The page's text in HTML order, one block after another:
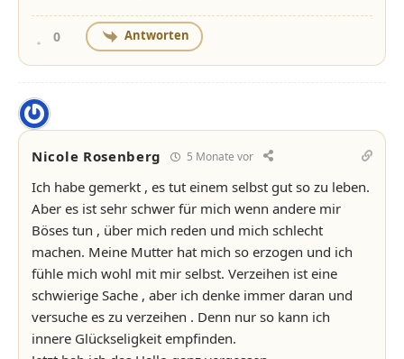
0 Antworten
Nicole Rosenberg 5 Monate vor
Ich habe gemerkt , es tut einem selbst gut so zu leben.
Aber es ist sehr schwer für mich wenn andere mir
Böses tun , über mich reden und mich schlecht
machen. Meine Mutter hat mich so erzogen und ich
fühle mich wohl mit mir selbst. Verzeihen ist eine
schwierige Sache , aber ich denke immer daran und
versuche es zu verzeihen . Denn nur so kann ich
innere Glückseligkeit empfinden.